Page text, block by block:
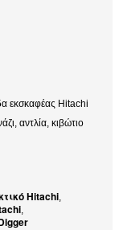
εκσκαφέας Hitachi
αντλία, κιβώτιο
Hitachi,
,